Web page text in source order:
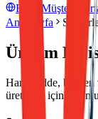
EN Müşteri
Ana Sayfa
Üretim
Hammadde, bileşen
üreticiler için uçtan